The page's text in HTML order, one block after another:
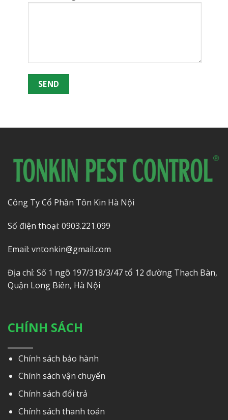
Công Ty Cổ Phần Tôn Kin Hà Nội
Số điện thoại: 0903.221.099
Email: vntonkin@gmail.com
Địa chỉ: Số 1 ngõ 197/318/3/47 tổ 12 đường Thạch Bàn,
Quận Long Biên, Hà Nội
CHÍNH SÁCH
Chính sách bảo hành
Chính sách vận chuyển
Chính sách đổi trả
Chính sách thanh toán